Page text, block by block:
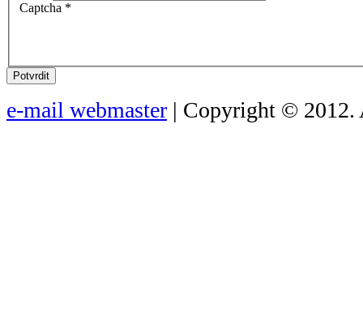
Captcha *
Potvrdit
e-mail webmaster | Copyright © 2012.